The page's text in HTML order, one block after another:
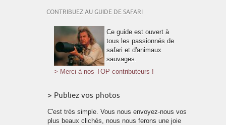
CONTRIBUEZ AU GUIDE DE SAFARI
Ce guide est ouvert à
tous les passionnés de
safari et d'animaux
sauvages.
> Merci à nos TOP contributeurs !
> Publiez vos photos
C'est très simple. Vous nous envoyez-nous vos
plus beaux clichés, nous nous ferons une joie